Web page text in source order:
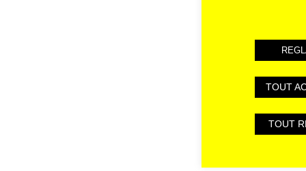
TOUT
TOUT